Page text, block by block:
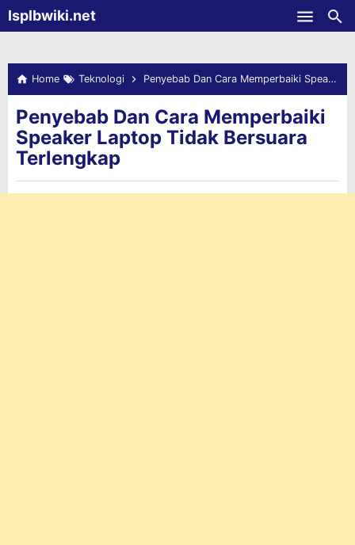
-->Isplbwiki.net
Home Teknologi Penyebab Dan Cara Memperbaiki Speaker Laptop Tidak Bersuara Terlengkap
Penyebab Dan Cara Memperbaiki
Speaker Laptop Tidak Bersuara
Terlengkap